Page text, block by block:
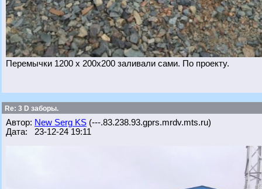
Перемычки 1200 х 200х200 заливали сами. По проекту.
Re: 3 D заборы.
Автор: New Serg KS (---.83.238.93.gprs.mrdv.mts.ru)
Дата: 23-12-24 19:11